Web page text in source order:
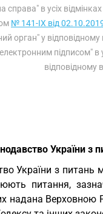
справа" в усіх
№ 141-IX від
орган" у відповідному
підписом" в
відповідному
України з
України з питань
питання,
надана